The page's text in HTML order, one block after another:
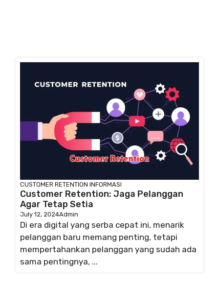
CUSTOMER RETENTION INFORMASI
Customer Retention: Jaga Pelanggan
Agar Tetap Setia
July 12, 2024Admin
Di era digital yang serba cepat ini, menarik
pelanggan baru memang penting, tetapi
mempertahankan pelanggan yang sudah ada
sama pentingnya, ...